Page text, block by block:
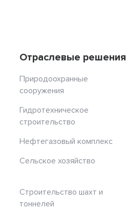
Отраслевые решения
Природоохранные
сооружения
Гидротехническое
строительство
Нефтегазовый комплекс
Сельское хозяйство
Строительство шахт и
тоннелей